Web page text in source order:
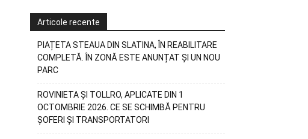
Articole recente
PIAȚETA STEAUA DIN SLATINA, ÎN REABILITARE
COMPLETĂ. ÎN ZONĂ ESTE ANUNȚAT ȘI UN NOU
PARC
ROVINIETA ȘI TOLLRO, APLICATE DIN 1
OCTOMBRIE 2026. CE SE SCHIMBĂ PENTRU
ȘOFERI ȘI TRANSPORTATORI